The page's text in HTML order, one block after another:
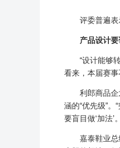
评委普遍表
产品设计
“设计能够
看来，本届赛
利郎商品
涵的“优先级”
要盲目做‘加法’
嘉泰鞋业